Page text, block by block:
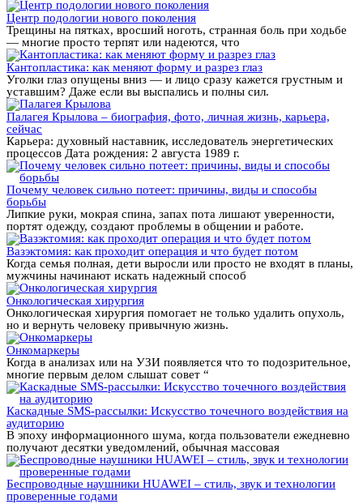
Центр подологии нового поколения
Трещины на пятках, вросший ноготь, странная боль при ходьбе
— многие просто терпят или надеются, что
Кантопластика: как меняют форму и разрез глаз
Уголки глаз опущены вниз — и лицо сразу кажется грустным и
уставшим? Даже если вы выспались и полны сил.
Палагея Крылова – биография, фото, личная жизнь, карьера,
сейчас
Карьера: духовный наставник, исследователь энергетических
процессов Дата рождения: 2 августа 1989 г.
Почему человек сильно потеет: причины, виды и способы
борьбы
Липкие руки, мокрая спина, запах пота лишают уверенности,
портят одежду, создают проблемы в общении и работе.
Вазэктомия: как проходит операция и что будет потом
Когда семья полная, дети выросли или просто не входят в планы,
мужчины начинают искать надежный способ
Онкологическая хирургия
Онкологическая хирургия помогает не только удалить опухоль,
но и вернуть человеку привычную жизнь.
Онкомаркеры
Когда в анализах или на УЗИ появляется что то подозрительное,
многие первым делом слышат совет “
Каскадные SMS-рассылки: Искусство точечного воздействия на
аудиторию
В эпоху информационного шума, когда пользователи ежедневно
получают десятки уведомлений, обычная массовая
Беспроводные наушники HUAWEI – стиль, звук и технологии
проверенные годами